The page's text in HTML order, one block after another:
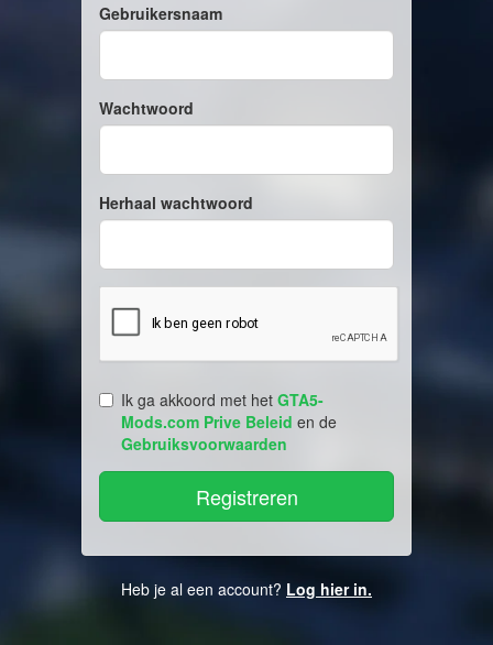
Gebruikersnaam
Wachtwoord
Herhaal wachtwoord
Ik ga akkoord met het GTA5-
Mods.com Prive Beleid en de
Gebruiksvoorwaarden
Heb je al een account? Log hier in.